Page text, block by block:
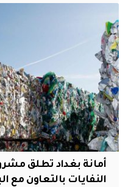
أمانة بغداد تطلق
النفايات بالتعاون مع